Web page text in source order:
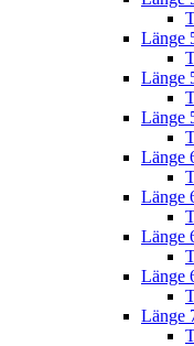
Länge
Länge
Länge
Länge
Länge
Länge
Länge
Länge